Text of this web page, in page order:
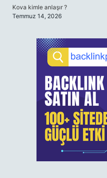
Kova kimle anlaşır ?
Temmuz 14, 2026